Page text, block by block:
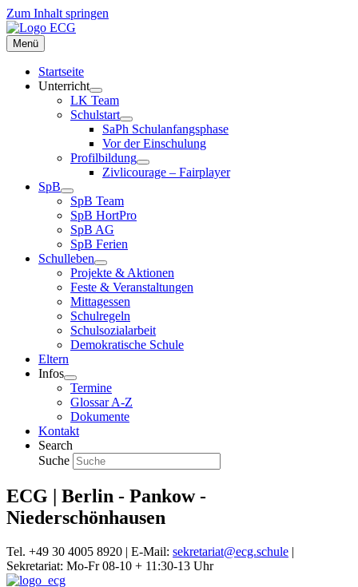
Zum Inhalt springen
Menü
Startseite
Unterricht
LK Team
Schulstart
SaPh Schulanfangsphase
Vor der Einschulung
Profilbildung
Zivlicourage – Fairplayer
SpB
SpB Team
SpB HortPro
SpB AG
SpB Ferien
Schulleben
Projekte & Aktionen
Feste & Veranstaltungen
Mittagessen
Schulregeln
Schulsozialarbeit
Demokratische Schule
Eltern
Infos
Termine
Glossar A-Z
Dokumente
Kontakt
Search
Suche
ECG | Berlin - Pankow -
Niederschönhausen
Tel. +49 30 4005 8920 | E-Mail: sekretariat@ecg.schule |
Sekretariat: Mo-Fr 08-10 + 11:30-13 Uhr